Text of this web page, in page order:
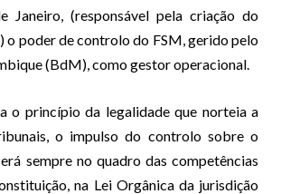
Janeiro, (responsável pela criação do
o poder de controlo do FSM, gerido pelo
(BdM), como gestor operacional.
o princípio da legalidade que norteia a
o impulso do controlo sobre o
sempre no quadro das competências
na Lei Orgânica da jurisdição